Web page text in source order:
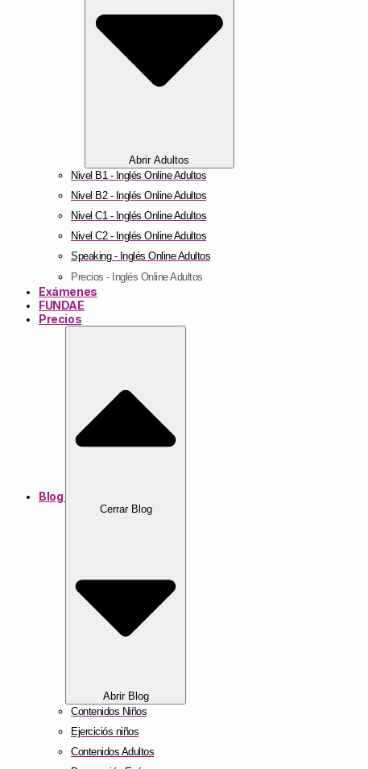
Abrir Adultos
Nivel B1 - Inglés Online Adultos
Nivel B2 - Inglés Online Adultos
Nivel C1 - Inglés Online Adultos
Nivel C2 - Inglés Online Adultos
Speaking - Inglés Online Adultos
Precios - Inglés Online Adultos
Exámenes
FUNDAE
Precios
Blog
Cerrar Blog
Abrir Blog
Contenidos Niños
Ejerciciós niños
Contenidos Adultos